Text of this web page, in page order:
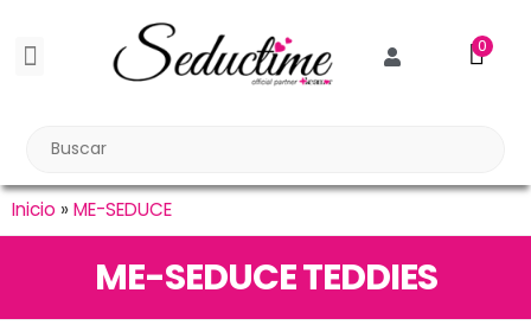
0
Inicio »ME-SEDUCE
ME-SEDUCE TEDDIES